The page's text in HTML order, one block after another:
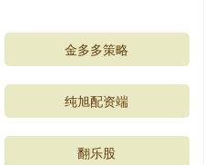
金多多策略
纯旭配资端
翻乐股